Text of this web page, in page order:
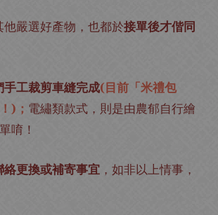
他嚴選好產物，也都於接單後才偕同
工裁剪車縫完成(目前「米禮包
)； 電繡類款式，則是由農郁自行繪
唷！
更換或補寄事宜 ，如非以上情事，